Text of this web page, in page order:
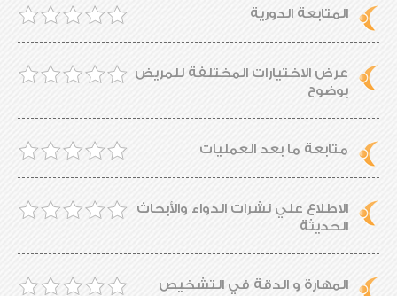
المتابعة الدورية
عرض الاختيارات المختلفة للمريض
بوضوح
متابعة ما بعد العمليات
الاطلاع علي نشرات الدواء والأبحاث
الحديثة
المهارة و الدقة في التشخيص